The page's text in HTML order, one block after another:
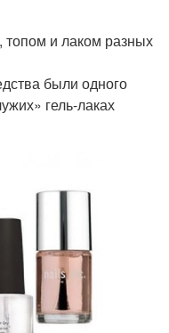
топом и лаком разных
были одного
гель-лаках